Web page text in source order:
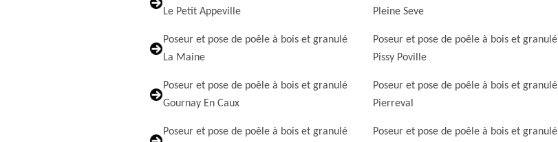
Le Petit Appeville
Poseur et pose de poêle à bois et granulé
La Maine
Poseur et pose de poêle à bois et granulé
Gournay En Caux
Poseur et pose de poêle à bois et granulé
Pleine Seve
Poseur et pose de poêle à bois et granulé
Pissy Poville
Poseur et pose de poêle à bois et granulé
Pierreval
Poseur et pose de poêle à bois et granulé